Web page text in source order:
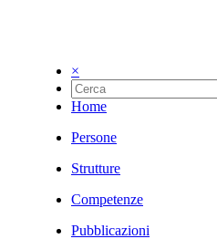
×
Home
Persone
Strutture
Competenze
Pubblicazioni